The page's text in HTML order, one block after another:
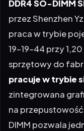
DDR4 SO-DIMM
przez Shenzhen
praca w trybie
19-19-44 przy
sprzętowy do
pracuje w trybie
zintegrowana
na
DIMM pozwala